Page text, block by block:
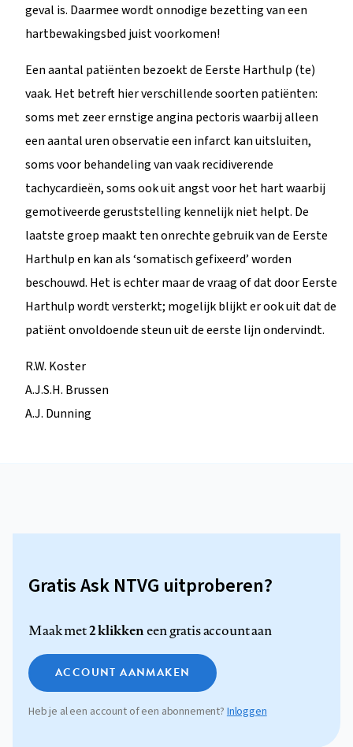
geval is. Daarmee wordt onnodige bezetting van een
hartbewakingsbed juist voorkomen!
Een aantal patiënten bezoekt de Eerste Harthulp (te)
vaak. Het betreft hier verschillende soorten patiënten:
soms met zeer ernstige angina pectoris waarbij alleen
een aantal uren observatie een infarct kan uitsluiten,
soms voor behandeling van vaak recidiverende
tachycardieën, soms ook uit angst voor het hart waarbij
gemotiveerde geruststelling kennelijk niet helpt. De
laatste groep maakt ten onrechte gebruik van de Eerste
Harthulp en kan als ‘somatisch gefixeerd’ worden
beschouwd. Het is echter maar de vraag of dat door Eerste
Harthulp wordt versterkt; mogelijk blijkt er ook uit dat de
patiënt onvoldoende steun uit de eerste lijn ondervindt.
R.W. Koster
A.J.S.H. Brussen
A.J. Dunning
Gratis Ask NTVG uitproberen?
Maak met2 klikkeneen gratis account aan
ACCOUNT AANMAKEN
Heb je al een account of een abonnement? Inloggen